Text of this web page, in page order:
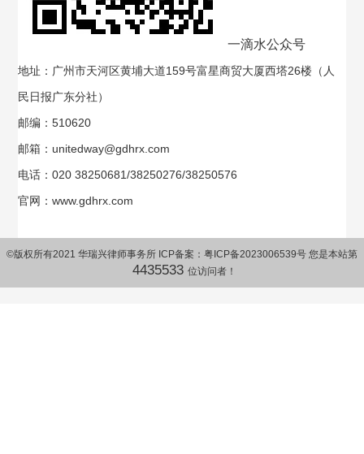
一滴水公众号
地址：广州市天河区黄埔大道159号富星商贸大厦西塔26楼（人
民日报广东分社）
邮编：510620
邮箱：unitedway@gdhrx.com
电话：020 38250681/38250276/38250576
官网：www.gdhrx.com
©版权所有2021 华瑞兴律师事务所 ICP备案： 粤ICP备2023006539号 您是本站第
4435533 位访问者！